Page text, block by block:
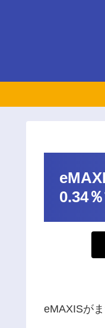
0.34
eMAXISが